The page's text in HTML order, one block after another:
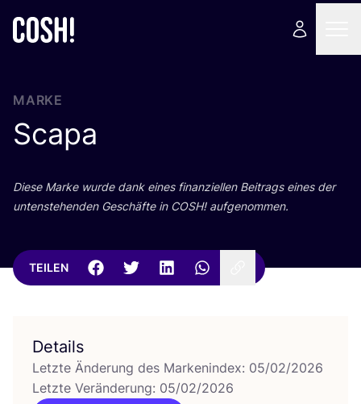
MARKE
Scapa
Die­se Mar­ke wur­de dank eines finan­zi­el­len Bei­trags eines der
unten­ste­hen­den Geschäf­te in COSH! aufgenommen.
TEILEN
Details
Letzte Änderung des Markenindex: 05/02/2026
Letzte Veränderung: 05/02/2026